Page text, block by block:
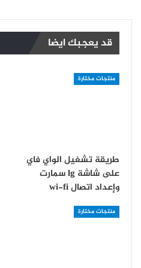
قد يعجبك ايضا
منتجات مختارة
طريقة تشغيل الواي فاي
على شاشة lg سمارت
و‏إعداد اتصال wi-fi
منتجات مختارة